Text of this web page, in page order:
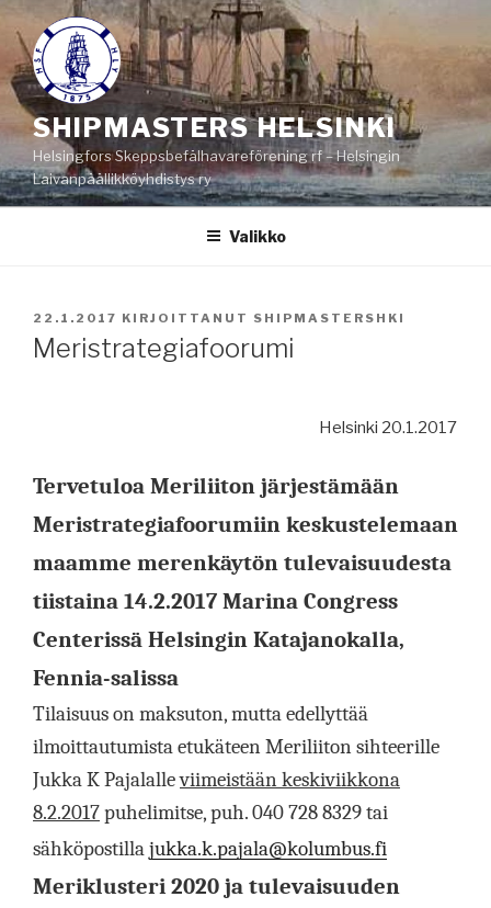
Siirry
sisältöön
SHIPMASTERS HELSINKI
Helsingfors Skeppsbefälhavareförening rf – Helsingin
Laivanpäällikköyhdistys ry
Valikko
JULKAISTU
22.1.2017 KIRJOITTANUT SHIPMASTERSHKI
Meristrategiafoorumi
Helsinki 20.1.2017
Tervetuloa Meriliiton järjestämään
Meristrategiafoorumiin keskustelemaan
maamme merenkäytön tulevaisuudesta
tiistaina 14.2.2017 Marina Congress
Centerissä Helsingin Katajanokalla,
Fennia-salissa
Tilaisuus on maksuton, mutta edellyttää
ilmoittautumista etukäteen Meriliiton sihteerille
Jukka K Pajalalleviimeistään keskiviikkona
8.2.2017puhelimitse, puh. 040 728 8329 tai
sähköpostillajukka.k.pajala@kolumbus.fi
Meriklusteri 2020 ja tulevaisuuden